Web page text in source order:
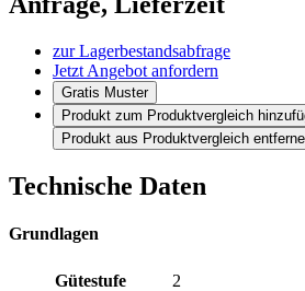
zur Lagerbestandsabfrage
Jetzt Angebot anfordern
Gratis Muster
Produkt zum Produktvergleich
Produkt aus Produktvergleich
Technische Daten
Grundlagen
Gütestufe
2